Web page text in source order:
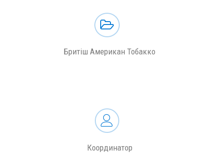
Бритіш Американ Тобакко
Координатор